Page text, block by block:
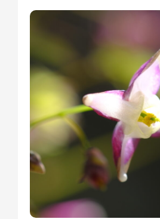
お知らせ
イベント
よくある質問